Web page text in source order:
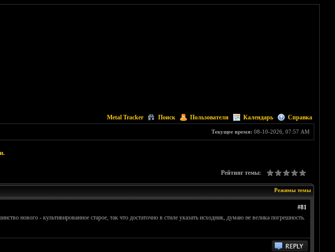
Metal Tracker Поиск Пользователи Календарь Справка
Текущее время: 08-10-2026, 07:57 AM
Рейтинг темы:
Режимы темы
#81
нового - культивированное старое, так что достаточно в стиле указать исходник, думаю не велика погрешность.